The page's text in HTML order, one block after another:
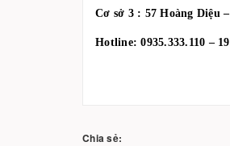
Cơ sở 3 : 57 Hoàng Diệu
Hotline: 0935.333.110 –
Chia sẻ: